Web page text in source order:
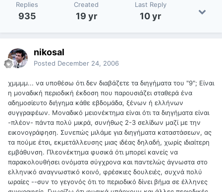
Replies
935
Created
19 yr
Last Reply
10 yr
nikosal
Posted December 24, 2006
χμμμμ... να υποθέσω ότι δεν διαβάζετε τα διηγήματα του "9"; Είναι
η μοναδική περιοδική έκδοση που παρουσιάζει σταθερά ένα
αδημοσίευτο διήγημα κάθε εβδομάδα, ξένων ή ελλήνων
συγγραφέων. Μοναδικό μειονέκτημα είναι ότι τα διηγήματα είναι
-πλέον- πάντα πολύ μικρά, συνήθως 2-3 σελίδων μαζί με την
εικονογράφηση. Συνεπώς μιλάμε για διηγήματα καταστάσεων, ας
τα πούμε έτσι, εκμετάλλευσης μιας ιδέας δηλαδή, χωρίς ιδιαίτερη
εμβάθυνση. Πλεονέκτημα φυσικά ότι μπορεί κανείς να
παρακολουθήσει ονόματα σύγχρονα και παντελώς άγνωστα στο
ελληνικό αναγνωστικό κοινό, φρέσκιες δουλειές, συχνά πολύ
ωραίες --συν το γεγονός ότι το περιοδικό δίνει βήμα σε έλληνες